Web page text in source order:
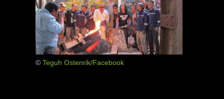
© Teguh Ostenrik/Facebook